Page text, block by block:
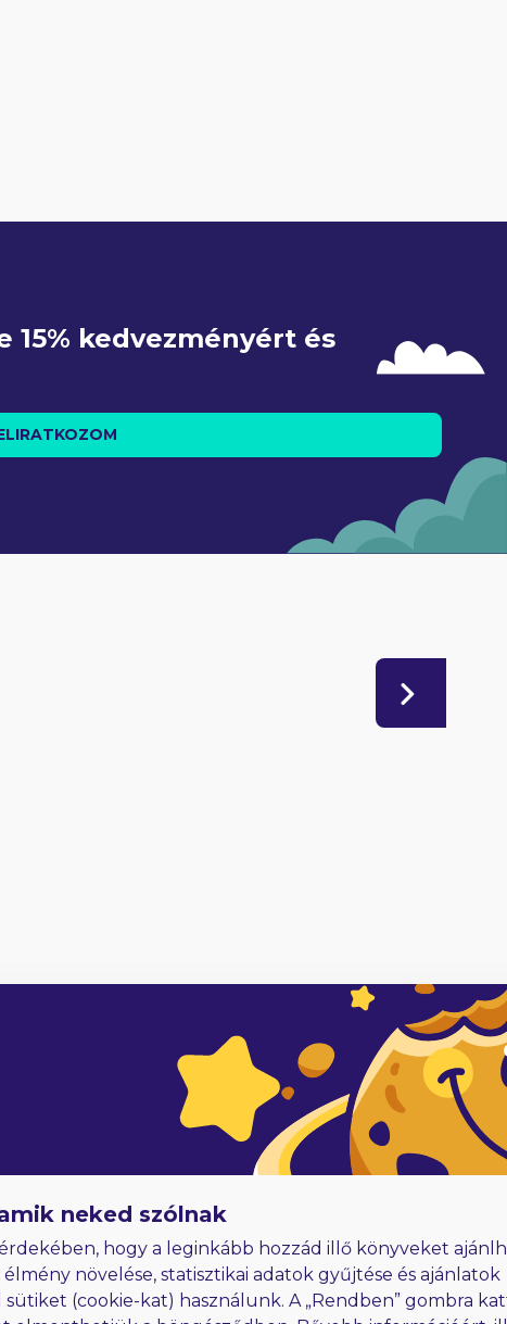
kedvezményért és
4
neked szólnak
hogy a leginkább hozzád illő könyveket
növelése, statisztikai adatok gyűjtése és ajánlatok
(cookie-kat) használunk. A „Rendben” gombra